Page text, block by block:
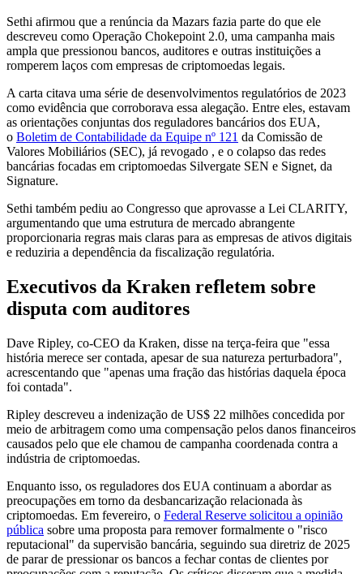
Sethi afirmou que a renúncia da Mazars fazia parte do que ele
descreveu como Operação Chokepoint 2.0, uma campanha mais
ampla que pressionou bancos, auditores e outras instituições a
romperem laços com empresas de criptomoedas legais.
A carta citava uma série de desenvolvimentos regulatórios de 2023
como evidência que corroborava essa alegação. Entre eles, estavam
as orientações conjuntas dos reguladores bancários dos EUA,
o Boletim de Contabilidade da Equipe nº 121 da Comissão de
Valores Mobiliários (SEC), já revogado , e o colapso das redes
bancárias focadas em criptomoedas Silvergate SEN e Signet, da
Signature.
Sethi também pediu ao Congresso que aprovasse a Lei CLARITY,
argumentando que uma estrutura de mercado abrangente
proporcionaria regras mais claras para as empresas de ativos digitais
e reduziria a dependência da fiscalização regulatória.
Executivos da Kraken refletem sobre
disputa com auditores
Dave Ripley, co-CEO da Kraken, disse na terça-feira que "essa
história merece ser contada, apesar de sua natureza perturbadora",
acrescentando que "apenas uma fração das histórias daquela época
foi contada".
Ripley descreveu a indenização de US$ 22 milhões concedida por
meio de arbitragem como uma compensação pelos danos financeiros
causados ​​pelo que ele chamou de campanha coordenada contra a
indústria de criptomoedas.
Enquanto isso, os reguladores dos EUA continuam a abordar as
preocupações em torno da desbancarização relacionada às
criptomoedas. Em fevereiro, o Federal Reserve solicitou a opinião
pública sobre uma proposta para remover formalmente o "risco
reputacional" da supervisão bancária, seguindo sua diretriz de 2025
de parar de pressionar os bancos a fechar contas de clientes por